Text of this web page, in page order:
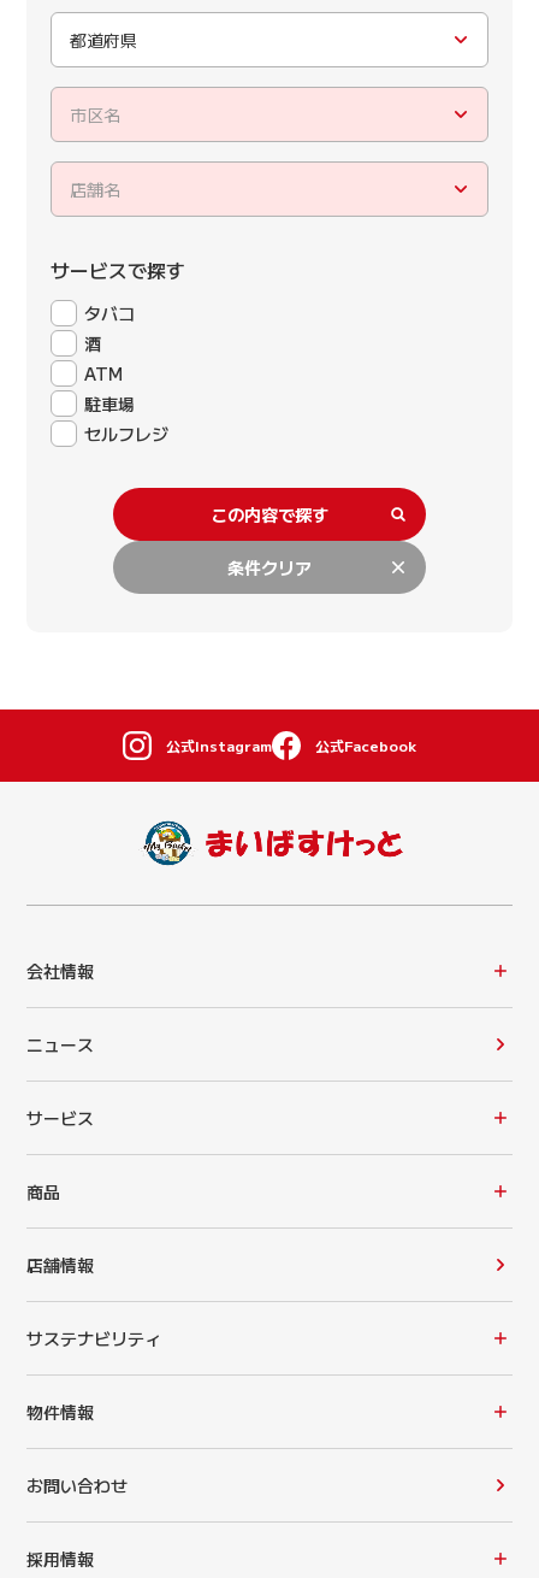
都道府県
市区名
店舗名
サービスで探す
タバコ
酒
ATM
駐車場
セルフレジ
この内容で探す
条件クリア
公式Instagram 公式Facebook
会社情報
ニュース
サービス
商品
店舗情報
サステナビリティ
物件情報
お問い合わせ
採用情報